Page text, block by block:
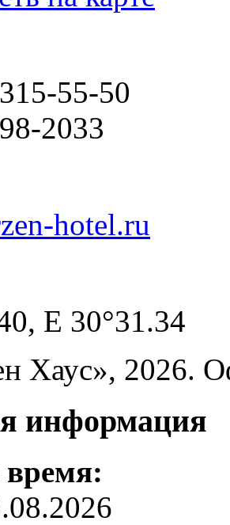
55-50
2033
hotel.ru
E 30°31.34
Хаус», 2026.
информация